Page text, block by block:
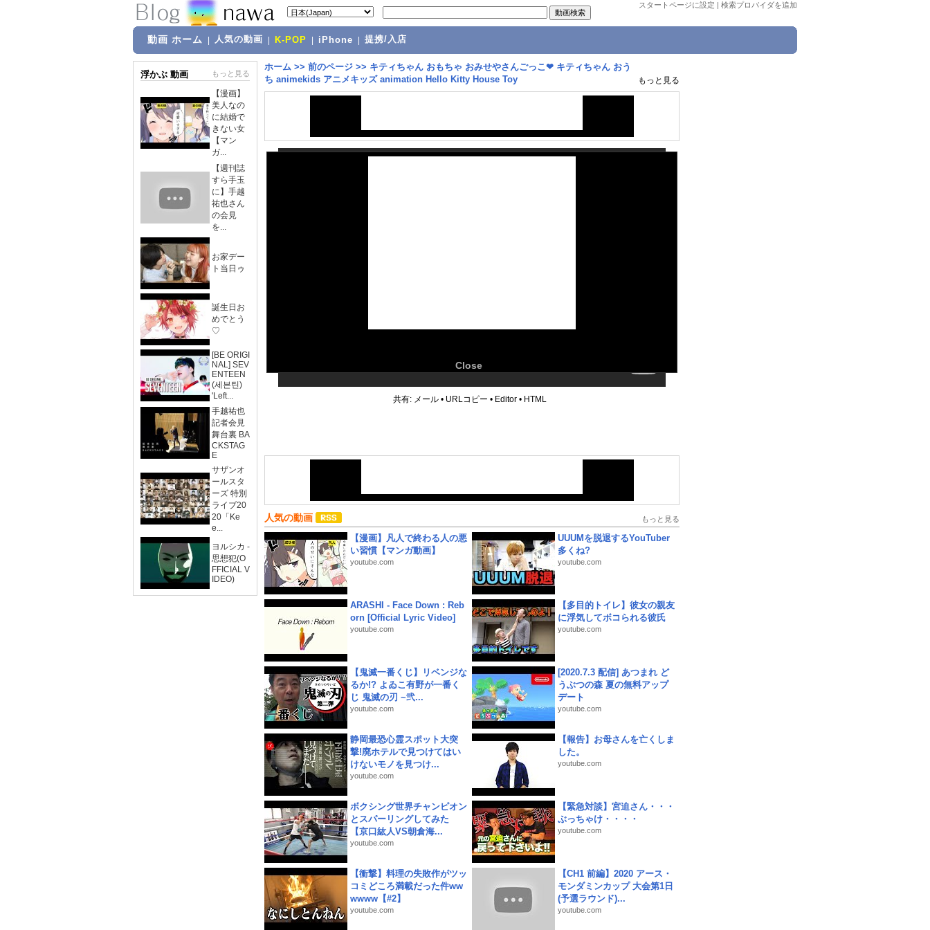
スタートページに設定 | 検索プロバイダを追加
動画 ホーム 人気の動画 K-POP iPhone 提携/入店
浮かぶ 動画 もっと見る
【漫画】
美人なの
に結婚で
きない女
【マン
ガ...
【週刊誌
すら手玉
に】手越
祐也さん
の会見
を...
お家デー
ト当日ゥ
誕生日お
めでとう
♡
[BE ORIGI
NAL] SEV
ENTEEN
(세븐틴)
'Left...
手越祐也
記者会見
舞台裏 BA
CKSTAG
E
サザンオ
ールスタ
ーズ 特別
ライブ20
20「Ke
e...
ヨルシカ -
思想犯(O
FFICIAL V
IDEO)
ホーム >> 前のページ >> キティちゃん おもちゃ おみせやさんごっこ❤ キティちゃん おう
ち animekids アニメキッズ animation Hello Kitty House Toy
もっと見る
Close
共有: メール • URLコピー • Editor • HTML
人気の動画 もっと見る
【漫画】凡人で終わる人の悪
い習慣【マンガ動画】
youtube.com
UUUMを脱退するYouTuber
多くね?
youtube.com
ARASHI - Face Down : Reb
orn [Official Lyric Video]
youtube.com
【多目的トイレ】彼女の親友
に浮気してボコられる彼氏
youtube.com
【鬼滅一番くじ】リベンジな
るか!? よゐこ有野が一番く
じ 鬼滅の刃 ~弐...
youtube.com
[2020.7.3 配信] あつまれ ど
うぶつの森 夏の無料アップ
デート
youtube.com
静岡最恐心霊スポット大突
撃!廃ホテルで見つけてはい
けないモノを見つけ...
youtube.com
【報告】お母さんを亡くしま
した。
youtube.com
ボクシング世界チャンピオン
とスパーリングしてみた
【京口紘人VS朝倉海...
youtube.com
【緊急対談】宮迫さん・・・
ぶっちゃけ・・・・
youtube.com
【衝撃】料理の失敗作がツッ
コミどころ満載だった件ww
wwww【#2】
youtube.com
【CH1 前編】2020 アース・
モンダミンカップ 大会第1日
(予選ラウンド)...
youtube.com